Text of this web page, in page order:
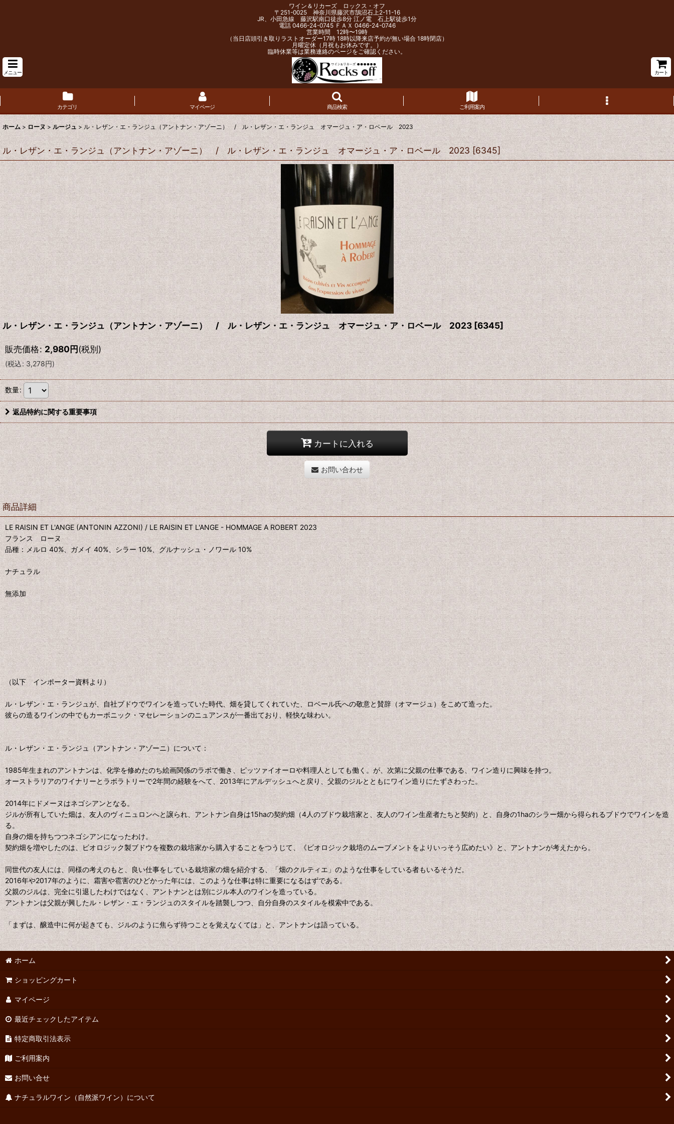
ワイン＆リカーズ ロックス・オフ
〒251-0025 神奈川県藤沢市鵠沼石上2-11-16
JR、小田急線 藤沢駅南口徒歩8分 江ノ電 石上駅徒歩1分
電話 0466-24-0745 ＦＡＸ 0466-24-0746
営業時間 12時〜19時
（当日店頭引き取りラストオーダー17時 18時以降来店予約が無い場合 18時閉店）
月曜定休（月祝もお休みです。）
臨時休業等は業務連絡のページをご確認ください。
メニュー カート
カテゴリ マイページ 商品検索 ご利用案内
ホーム > ローヌ > ルージュ > ル・レザン・エ・ランジュ（アントナン・アゾーニ） / ル・レザン・エ・ランジュ オマージュ・ア・ロベール 2023
ル・レザン・エ・ランジュ（アントナン・アゾーニ） / ル・レザン・エ・ランジュ オマージュ・ア・ロベール 2023 [6345]
ル・レザン・エ・ランジュ（アントナン・アゾーニ） / ル・レザン・エ・ランジュ オマージュ・ア・ロベール 2023 [6345]
販売価格: 2,980円(税別)
(税込: 3,278円)
数量:
返品特約に関する重要事項
カートに入れる
お問い合わせ
商品詳細
LE RAISIN ET L'ANGE (ANTONIN AZZONI) / LE RAISIN ET L'ANGE - HOMMAGE A ROBERT 2023
フランス ローヌ
品種：メルロ 40%、ガメイ 40%、シラー 10%、グルナッシュ・ノワール 10%
ナチュラル
無添加
（以下 インポーター資料より）
ル・レザン・エ・ランジュが、自社ブドウでワインを造っていた時代、畑を貸してくれていた、ロベール氏への敬意と賛辞（オマージュ）をこめて造った。
彼らの造るワインの中でもカーボニック・マセレーションのニュアンスが一番出ており、軽快な味わい。
ル・レザン・エ・ランジュ（アントナン・アゾーニ）について：
1985年生まれのアントナンは、化学を修めたのち絵画関係のラボで働き、ピッツァイオーロや料理人としても働く。が、次第に父親の仕事である、ワイン造りに興味を持つ。
オーストラリアのワイナリーとラボラトリーで2年間の経験をへて、2013年にアルデッシュへと戻り、父親のジルとともにワイン造りにたずさわった。
2014年にドメーヌはネゴシアンとなる。
ジルが所有していた畑は、友人のヴィニュロンへと譲られ、アントナン自身は15haの契約畑（4人のブドウ栽培家と、友人のワイン生産者たちと契約）と、自身の1haのシラー畑から得られるブドウでワインを造
る。
自身の畑を持ちつつネゴシアンになったわけ。
契約畑を増やしたのは、ビオロジック製ブドウを複数の栽培家から購入することをつうじて、《ビオロジック栽培のムーブメントをよりいっそう広めたい》と、アントナンが考えたから。
同世代の友人には、同様の考えのもと、良い仕事をしている栽培家の畑を紹介する、「畑のクルティエ」のような仕事をしている者もいるそうだ。
2016年や2017年のように、霜害や雹害のひどかった年には、このような仕事は特に重要になるはずである。
父親のジルは、完全に引退したわけではなく、アントナンとは別にジル本人のワインを造っている。
アントナンは父親が興したル・レザン・エ・ランジュのスタイルを踏襲しつつ、自分自身のスタイルを模索中である。
「まずは、醸造中に何が起きても、ジルのように焦らず待つことを覚えなくては」と、アントナンは語っている。
ホーム
ショッピングカート
マイページ
最近チェックしたアイテム
特定商取引法表示
ご利用案内
お問い合せ
ナチュラルワイン（自然派ワイン）について